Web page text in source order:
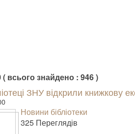
всього знайдено : 946 )
ЗНУ відкрили книжкову
Новини бібліотеки
325 Пере­гля­дів